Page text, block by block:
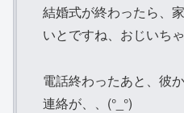
結婚式が終わったら、
いとですね、おじいち
電話終わったあと、彼
連絡が、、(°_°)